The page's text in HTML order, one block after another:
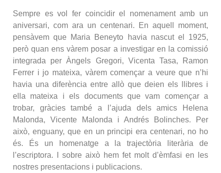
Sempre es vol fer coincidir el nomenament amb un
aniversari, com ara un centenari. En aquell moment,
pensàvem que Maria Beneyto havia nascut el 1925,
però quan ens vàrem posar a investigar en la comissió
integrada per Àngels Gregori, Vicenta Tasa, Ramon
Ferrer i jo mateixa, vàrem començar a veure que n’hi
havia una diferència entre allò que deien els llibres i
ella mateixa i els documents que vam començar a
trobar, gràcies també a l’ajuda dels amics Helena
Malonda, Vicente Malonda i Andrés Bolinches. Per
això, enguany, que en un principi era centenari, no ho
és. És un homenatge a la trajectòria literària de
l’escriptora. I sobre això hem fet molt d’èmfasi en les
nostres presentacions i publicacions.